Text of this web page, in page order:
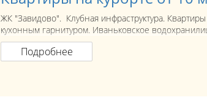
ЖК "Завидово". Клубная инфраструктура.
кухонным гарнитуром. Иваньковское
Подробнее